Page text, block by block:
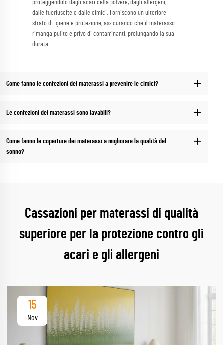
proteggendolo dagli acari della polvere, dagli allergeni,
dalle fuoriuscite e dalle cimici. Forniscono un ulteriore
strato di igiene e protezione, assicurando che il materasso
rimanga pulito e privo di contaminanti, prolungando la sua
durata.
Come fanno le confezioni dei materassi a prevenire le cimici?
Le confezioni dei materassi sono lavabili?
Come fanno le coperture dei materassi a migliorare la qualità del
sonno?
Cassazioni per materassi di qualità
superiore per la protezione contro gli
acari e gli allergeni
15
Nov